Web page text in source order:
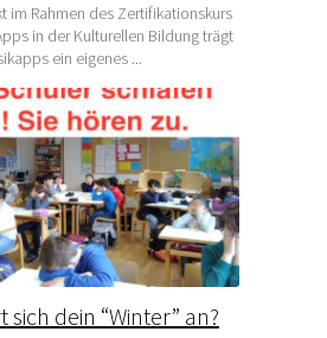
im Rahmen des Zertifikationskurs
in der Kulturellen Bildung trägt
ein eigenes ...
sich dein “Winter” an?